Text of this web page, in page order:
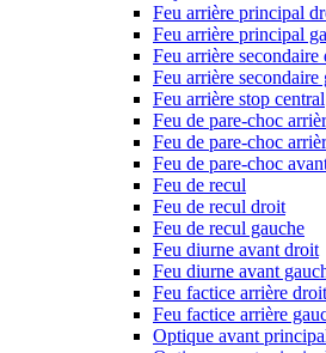
Feu arrière principal
Feu arrière principal
Feu arrière
Feu arrière
Feu arrière stop central
Feu de pare-choc
Feu de pare-choc
Feu de pare-choc
Feu de recul
Feu de recul droit
Feu de recul gauche
Feu diurne avant droit
Feu diurne avant
Feu factice arrière droit
Feu factice arrière
Optique avant